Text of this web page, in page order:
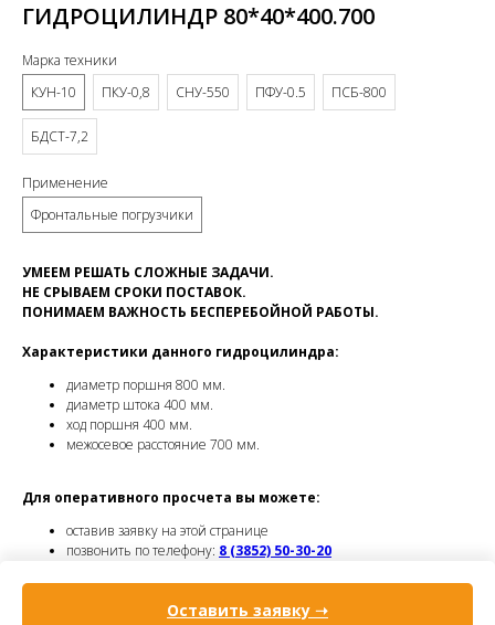
ГИДРОЦИЛИНДР 80*40*400.700
Марка техники
КУН-10
ПКУ-0,8 СНУ-550 ПФУ-0.5 ПСБ-800
БДСТ-7,2
Применение
Фронтальные погрузчики
Оставить заявку ➝
УМЕЕМ РЕШАТЬ СЛОЖНЫЕ ЗАДАЧИ.
НЕ СРЫВАЕМ СРОКИ ПОСТАВОК.
ПОНИМАЕМ ВАЖНОСТЬ БЕСПЕРЕБОЙНОЙ РАБОТЫ.
Характеристики данного гидроцилиндра:
диаметр поршня 800 мм.
диаметр штока 400 мм.
ход поршня 400 мм.
межосевое расстояние 700 мм.
Для оперативного просчета вы можете:
оставив заявку на этой странице
позвонить по телефону: 8 (3852) 50-30-20